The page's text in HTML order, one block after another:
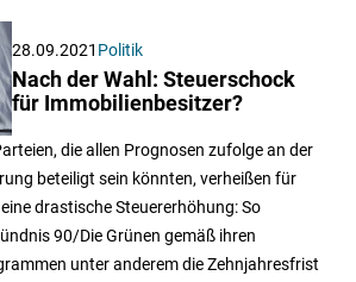
28.09.2021 Politik
Nach der Wahl: Steuerschock
für Immobilienbesitzer?
die allen Prognosen zufolge an der
beteiligt sein könnten, verheißen für
drastische Steuererhöhung: So
90/Die Grünen gemäß ihren
unter anderem die Zehnjahresfrist